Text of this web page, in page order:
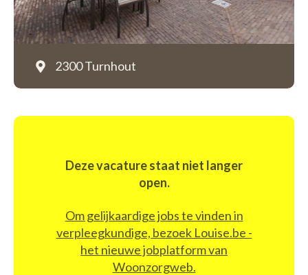
2300 Turnhout
Deze vacature staat niet langer
open.
Om gelijkaardige jobs te vinden in
verpleegkundige, bezoek Louise.be -
het nieuwe jobplatform van
Woonzorgweb.